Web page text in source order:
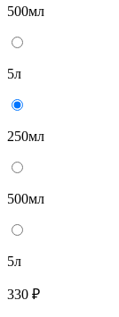
500мл
5л
250мл
500мл
5л
330 ₽